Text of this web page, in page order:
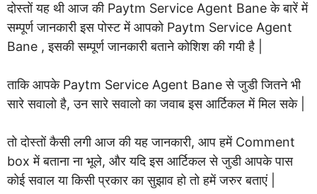
दोस्तों यह थी आज की Paytm Service Agent Bane के बारें में
सम्पूर्ण जानकारी इस पोस्ट में आपको Paytm Service Agent
Bane , इसकी सम्पूर्ण जानकारी बताने कोशिश की गयी है |
ताकि आपके Paytm Service Agent Bane से जुडी जितने भी
सारे सवालो है, उन सारे सवालो का जवाब इस आर्टिकल में मिल सके |
तो दोस्तों कैसी लगी आज की यह जानकारी, आप हमें Comment
box में बताना ना भूले, और यदि इस आर्टिकल से जुडी आपके पास
कोई सवाल या किसी प्रकार का सुझाव हो तो हमें जरुर बताएं |